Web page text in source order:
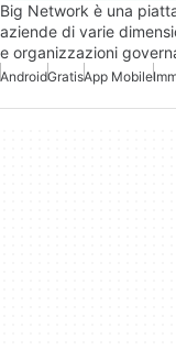
Big Network è una
aziende di varie
e organizzazioni
AndroidGratisApp Mobile